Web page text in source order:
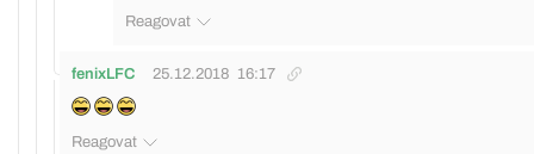
Reagovat
fenixLFC 25.12.2018 16:17
Reagovat